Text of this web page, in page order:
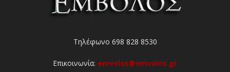
Τηλέφωνο 698 828 8530
Επικοινωνία: emvolos@emvolos.gr